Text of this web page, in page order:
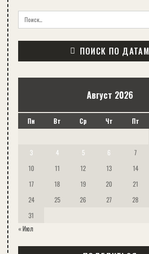
ПОИСК ПО ДАТАМ
Август 2026
Пн Вт Ср Чт Пт
3
4 5 6 7
10
11 12 13 14
17
18 19 20 21
24
25 26 27 28
31
« Июл